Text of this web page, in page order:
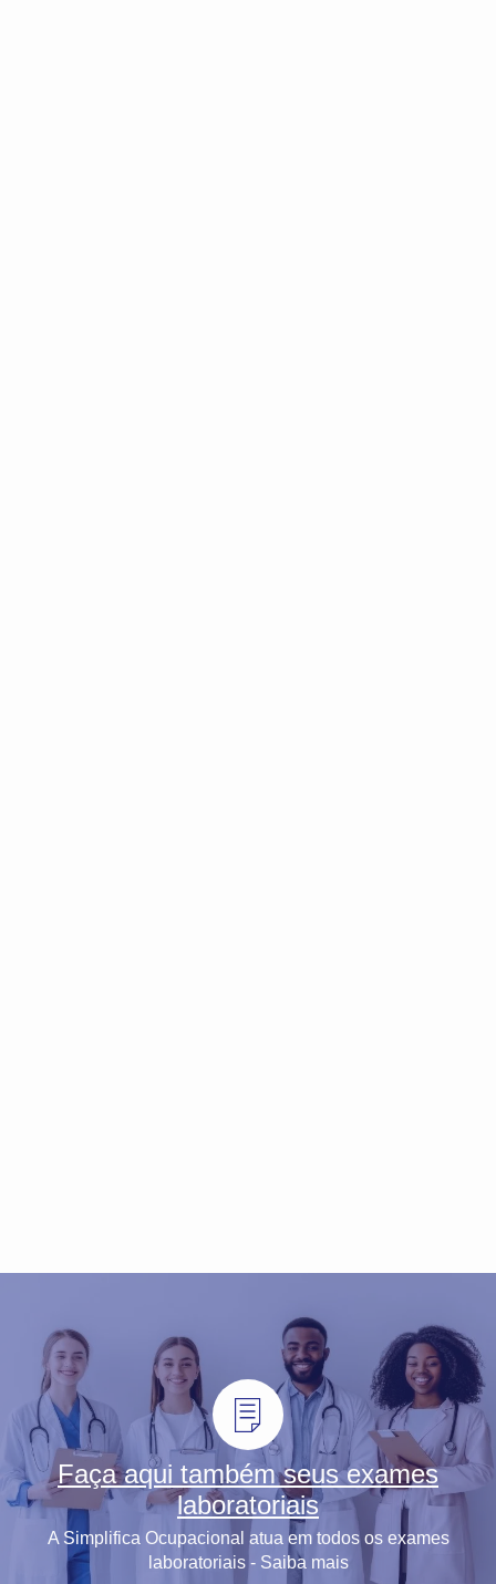
Faça aqui também seus exames
laboratoriais
A Simplifica Ocupacional atua em todos os exames
laboratoriais - Saiba mais